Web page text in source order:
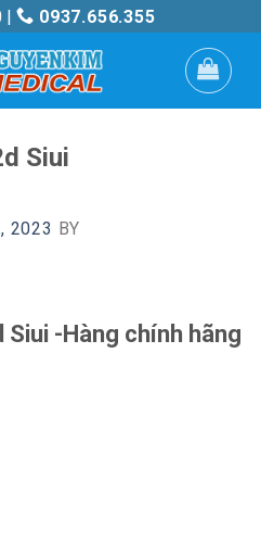
| 0937.656.355
Siui
2023 BY
Siui -Hàng chính hãng